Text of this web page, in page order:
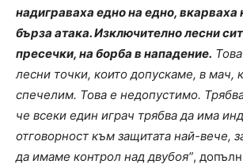
надиграваха едно на едно, вкарваха
бърза атака. Изключително лесни
пресечки, на борба в нападение.
лесни точки, които допускаме, в мач,
спечелим. Това е недопустимо.
че всеки един играч трябва да има
отговорност към защитата най-вече,
да имаме контрол над двубоя”,